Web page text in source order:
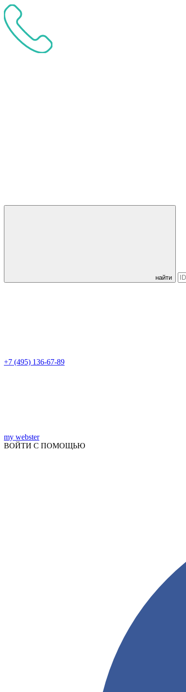
найти
+7 (495) 136-67-89
my webster
ВОЙТИ С ПОМОЩЬЮ